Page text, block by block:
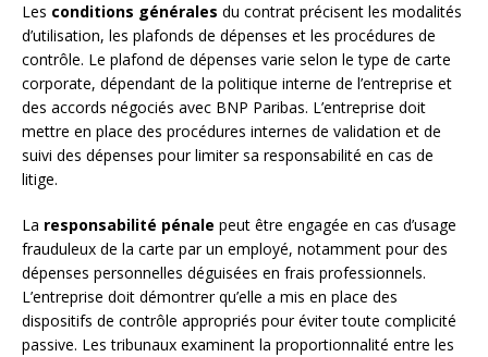
Les conditions générales du contrat précisent les modalités
d’utilisation, les plafonds de dépenses et les procédures de
contrôle. Le plafond de dépenses varie selon le type de carte
corporate, dépendant de la politique interne de l’entreprise et
des accords négociés avec BNP Paribas. L’entreprise doit
mettre en place des procédures internes de validation et de
suivi des dépenses pour limiter sa responsabilité en cas de
litige.
La responsabilité pénale peut être engagée en cas d’usage
frauduleux de la carte par un employé, notamment pour des
dépenses personnelles déguisées en frais professionnels.
L’entreprise doit démontrer qu’elle a mis en place des
dispositifs de contrôle appropriés pour éviter toute complicité
passive. Les tribunaux examinent la proportionnalité entre les